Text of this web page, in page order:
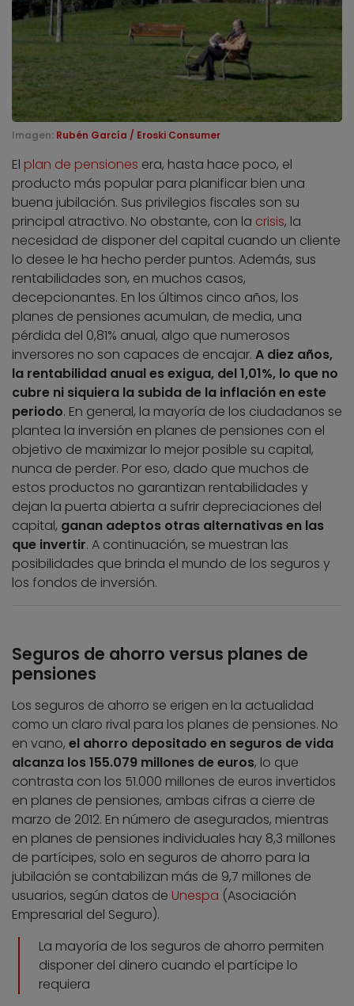
Imagen: Rubén García / Eroski Consumer
El plan de pensiones era, hasta hace poco, el
producto más popular para planificar bien una
buena jubilación. Sus privilegios fiscales son su
principal atractivo. No obstante, con la crisis, la
necesidad de disponer del capital cuando un cliente
lo desee le ha hecho perder puntos. Además, sus
rentabilidades son, en muchos casos,
decepcionantes. En los últimos cinco años, los
planes de pensiones acumulan, de media, una
pérdida del 0,81% anual, algo que numerosos
inversores no son capaces de encajar. A diez años,
la rentabilidad anual es exigua, del 1,01%, lo que no
cubre ni siquiera la subida de la inflación en este
periodo. En general, la mayoría de los ciudadanos se
plantea la inversión en planes de pensiones con el
objetivo de maximizar lo mejor posible su capital,
nunca de perder. Por eso, dado que muchos de
estos productos no garantizan rentabilidades y
dejan la puerta abierta a sufrir depreciaciones del
capital, ganan adeptos otras alternativas en las
que invertir. A continuación, se muestran las
posibilidades que brinda el mundo de los seguros y
los fondos de inversión.
Seguros de ahorro versus planes de
pensiones
Los seguros de ahorro se erigen en la actualidad
como un claro rival para los planes de pensiones. No
en vano, el ahorro depositado en seguros de vida
alcanza los 155.079 millones de euros, lo que
contrasta con los 51.000 millones de euros invertidos
en planes de pensiones, ambas cifras a cierre de
marzo de 2012. En número de asegurados, mientras
en planes de pensiones individuales hay 8,3 millones
de partícipes, solo en seguros de ahorro para la
jubilación se contabilizan más de 9,7 millones de
usuarios, según datos de Unespa (Asociación
Empresarial del Seguro).
La mayoría de los seguros de ahorro permiten
disponer del dinero cuando el partícipe lo
requiera